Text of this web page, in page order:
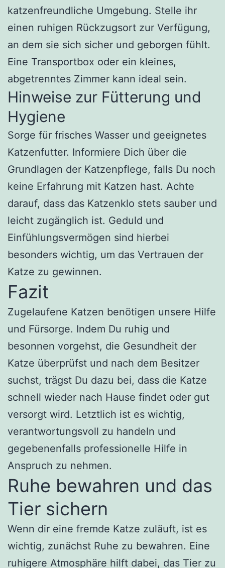
katzenfreundliche Umgebung. Stelle ihr
einen ruhigen Rückzugsort zur Verfügung,
an dem sie sich sicher und geborgen fühlt.
Eine Transportbox oder ein kleines,
abgetrenntes Zimmer kann ideal sein.
Hinweise zur Fütterung und
Hygiene
Sorge für frisches Wasser und geeignetes
Katzenfutter. Informiere Dich über die
Grundlagen der Katzenpflege, falls Du noch
keine Erfahrung mit Katzen hast. Achte
darauf, dass das Katzenklo stets sauber und
leicht zugänglich ist. Geduld und
Einfühlungsvermögen sind hierbei
besonders wichtig, um das Vertrauen der
Katze zu gewinnen.
Fazit
Zugelaufene Katzen benötigen unsere Hilfe
und Fürsorge. Indem Du ruhig und
besonnen vorgehst, die Gesundheit der
Katze überprüfst und nach dem Besitzer
suchst, trägst Du dazu bei, dass die Katze
schnell wieder nach Hause findet oder gut
versorgt wird. Letztlich ist es wichtig,
verantwortungsvoll zu handeln und
gegebenenfalls professionelle Hilfe in
Anspruch zu nehmen.
Ruhe bewahren und das
Tier sichern
Wenn dir eine fremde Katze zuläuft, ist es
wichtig, zunächst Ruhe zu bewahren. Eine
ruhigere Atmosphäre hilft dabei, das Tier zu